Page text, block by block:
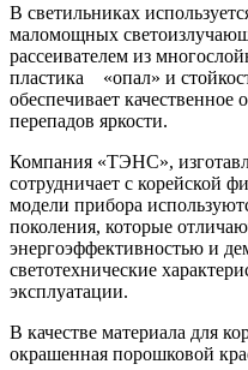
В светильниках
маломощных
рассеивателем из
пластика «опал» и
обеспечивает
перепадов яркости.
Компания «ТЭНС»,
сотрудничает с корейской
модели прибора
поколения, которые
энергоэффективностью и
светотехнические
эксплуатации.
В качестве материала для
окрашенная порошковой